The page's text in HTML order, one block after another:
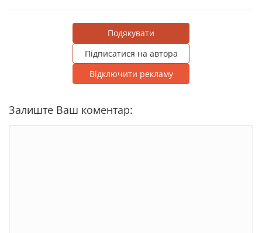
Подякувати
Підписатися на автора
Відключити рекламу
Залиште Ваш коментар: